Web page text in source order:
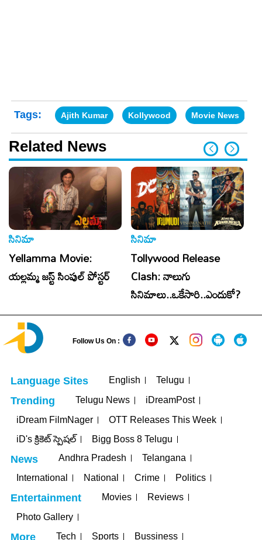
Tags: Ajith Kumar Kollywood Movie News
Related News
సినిమా
Yellamma Movie:
యల్లమ్మ జస్ట్ సింపుల్ పోస్టర్
సినిమా
Tollywood Release
Clash: నాలుగు
సినిమాలు..ఒకేసారి..ఎందుకో?
Follow Us On :
Language Sites English Telugu
Trending Telugu News
iDreamPost
iDream FilmNager
OTT Releases This Week
iD's క్రికెట్ స్పెషల్
Bigg Boss 8 Telugu
News Andhra Pradesh
Telangana
International
National Crime Politics
Entertainment Movies
Reviews
Photo Gallery
More Tech Sports Bussiness